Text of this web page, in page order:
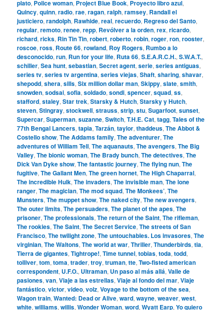
plato, Police woman, Project Blue Book, Proyecto libro azul,
Quincy,quinn,radio,rae,ragan,ralph,ramsey, Randall el
justiciero,randolph, Rawhide,real,recuerdo, Regreso del Santo,
regular,remoto,renee,repp, Revólver a la orden,rex,ricardo,
richard,ricks, Rin Tin Tin,robert,roberto,robin,roger,ron,rooster,
roscoe,ross, Route 66,rowland, Roy Rogers, Rumbo a lo
desconocido,run, Run for your life, Ruta 66,S.E.A.R.C.H.,S.W.A.T.,
schiller,Sea hunt,sebastian,Secret agent,serie,series antiguas,
series tv,series tv argentina,series viejas,Shaft,sharing,shavar,
shepodd,shera,sills,Six million dollar man,Skippy,slate,smith,
snowden,sodsai,sofia,soldado,sondi,spencer,squad,ss,
stafford,staley,Star trek,Starsky & Hutch,Starsky y Hutch,
steven,Stingray,stockwell,strauss,strip,stu,Sugarfoot,sunset,
Supercar,Superman,suzanne,Switch,T.H.E. Cat,tagg,Tales of the
77th Bengal Lancers,tapia,Tarzán,taylor,thaddeus,The Abbot &
Costello show,The Addams family,The adventurer,The
adventures of William Tell,The aquanauts,The avengers,The Big
Valley,The bionic woman,The Brady bunch,The detectives,The
Dick Van Dyke show,The fantastic journey,The flying nun,The
fugitive,The Gallant Men,The green hornet,The High Chaparral,
The incredible Hulk,The invaders,The invisible man,The lone
ranger,The magician,The mod squad,The Monkees’,The
Munsters,The muppet show,The naked city,The new avengers,
The outer limits,The persuaders,The planet of the apes,The
prisoner,The professionals,The return of the Saint,The rifleman,
The rookies,The Saint,The Secret Service,The streets of San
Francisco,The twilight zone,The untouchables. Los invasores,The
virginian,The Waltons,The world at war,Thriller,Thunderbirds,tia,
Tierra de gigantes,Tightrope!,Time tunnel,tobias,toda,todd,
tolliver,tom,toma,trader,troy,truman,tte,Two-fisted american
correspondent, U.F.O., Ultraman, Un paso al más allá,Valle de
pasiones,van,Viaje a las estrellas,Viaje al fondo del mar,Viaje
fantástico,victor,video,volz,Voyage to the bottom of the sea,
Wagon train,Wanted: Dead or Alive,ward,wayne,weaver,west,
white,williams,willis,Wonder Woman,word,Wyatt Earp,Yo quiero